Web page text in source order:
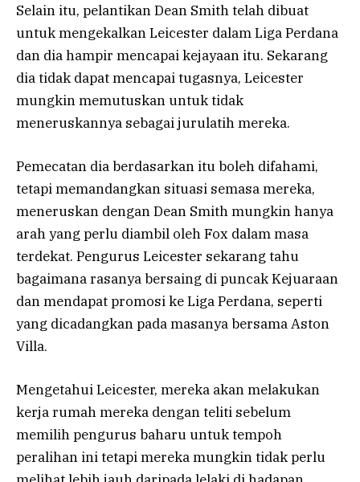
Selain itu, pelantikan Dean Smith telah dibuat
untuk mengekalkan Leicester dalam Liga Perdana
dan dia hampir mencapai kejayaan itu. Sekarang
dia tidak dapat mencapai tugasnya, Leicester
mungkin memutuskan untuk tidak
meneruskannya sebagai jurulatih mereka.
Pemecatan dia berdasarkan itu boleh difahami,
tetapi memandangkan situasi semasa mereka,
meneruskan dengan Dean Smith mungkin hanya
arah yang perlu diambil oleh Fox dalam masa
terdekat. Pengurus Leicester sekarang tahu
bagaimana rasanya bersaing di puncak Kejuaraan
dan mendapat promosi ke Liga Perdana, seperti
yang dicadangkan pada masanya bersama Aston
Villa.
Mengetahui Leicester, mereka akan melakukan
kerja rumah mereka dengan teliti sebelum
memilih pengurus baharu untuk tempoh
peralihan ini tetapi mereka mungkin tidak perlu